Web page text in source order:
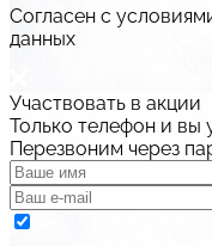
Cогласен с
данных
Участвовать в акции
Только телефон и вы
Перезвоним через